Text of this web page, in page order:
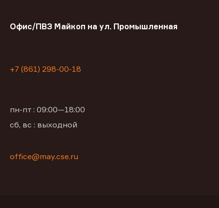
Офис/ПВЗ Майкоп на ул. Промышленная
+7 (861) 298-00-18
пн-пт : 09:00—18:00
сб, вс : выходной
office@may.cse.ru